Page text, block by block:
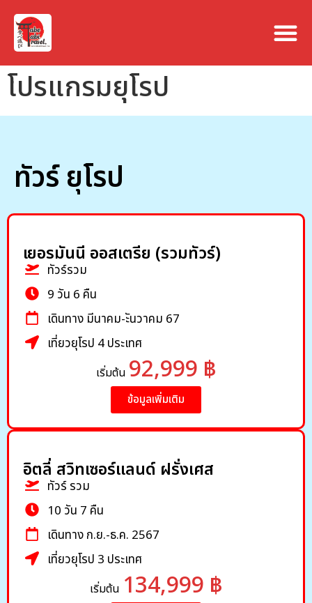
โปรแกรมยุโรป
ทัวร์ ยุโรป
เยอรมันนี ออสเตรีย (รวมทัวร์)
ทัวร์รวม
9 วัน 6 คืน
เดินทาง มีนาคม-ะันวาคม 67
เที่ยวยุโรป 4 ประเทศ
เริ่มต้น 92,999 ฿
ข้อมูลเพิ่มเติม
อิตลี่ สวิทเซอร์แลนด์ ฝรั่งเศส
ทัวร์ รวม
10 วัน 7 คืน
เดินทาง ก.ย.-ธ.ค. 2567
เที่ยวยุโรป 3 ประเทศ
เริ่มต้น 134,999 ฿